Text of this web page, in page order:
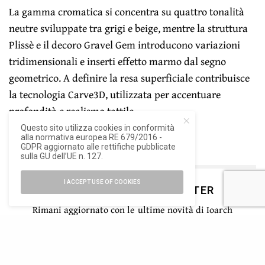
La gamma cromatica si concentra su quattro tonalità
neutre sviluppate tra grigi e beige, mentre la struttura
Plissè e il decoro Gravel Gem introducono variazioni
tridimensionali e inserti effetto marmo dal segno
geometrico. A definire la resa superficiale contribuisce
la tecnologia Carve3D, utilizzata per accentuare
profondità e realismo tattile.
ISCRIVITI ALLA NEWSLETTER
Rimani aggiornato con le ultime novità di Ioarch
Questo sito utilizza cookies in conformità
alla normativa europea RE 679/2016 -
GDPR aggiornato alle rettifiche pubblicate
sulla GU dell’UE n. 127.
I ACCEPT USE OF COOKIES